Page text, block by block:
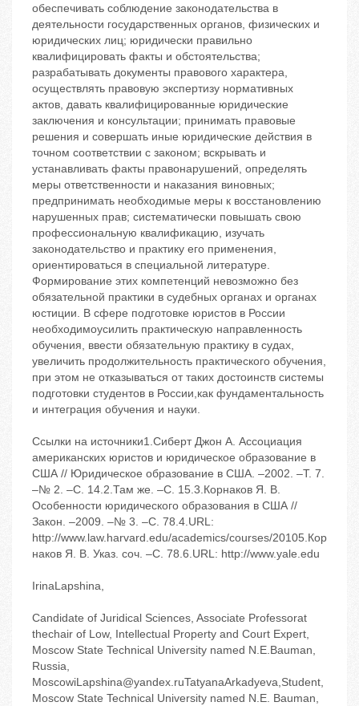
обеспечивать соблюдение законодательства в
деятельности государственных органов, физических и
юридических лиц; юридически правильно
квалифицировать факты и обстоятельства;
разрабатывать документы правового характера,
осуществлять правовую экспертизу нормативных
актов, давать квалифицированные юридические
заключения и консультации; принимать правовые
решения и совершать иные юридические действия в
точном соответствии с законом; вскрывать и
устанавливать факты правонарушений, определять
меры ответственности и наказания виновных;
предпринимать необходимые меры к восстановлению
нарушенных прав; систематически повышать свою
профессиональную квалификацию, изучать
законодательство и практику его применения,
ориентироваться в специальной литературе.
Формирование этих компетенций невозможно без
обязательной практики в судебных органах и органах
юстиции. В сфере подготовке юристов в России
необходимоусилить практическую направленность
обучения, ввести обязательную практику в судах,
увеличить продолжительность практического обучения,
при этом не отказываться от таких достоинств системы
подготовки студентов в России,как фундаментальность
и интеграция обучения и науки.
Ссылки на источники1.Сиберт Джон А. Ассоциация
американских юристов и юридическое образование в
США // Юридическое образование в США. –2002. –Т. 7.
–№ 2. –С. 14.2.Там же. –С. 15.3.Корнаков Я. В.
Особенности юридического образования в США //
Закон. –2009. –№ 3. –С. 78.4.URL:
http://www.law.harvard.edu/academics/courses/20105.Кор
наков Я. В. Указ. соч. –С. 78.6.URL: http://www.yale.edu
IrinaLapshina,
Candidate of Juridical Sciences, Associate Professorat
thechair of Low, Intellectual Property and Court Expert,
Moscow State Technical University named N.E.Bauman,
Russia,
MoscowiLapshina@yandex.ruTatyanaArkadyeva,Student,
Moscow State Technical University named N.E. Bauman,